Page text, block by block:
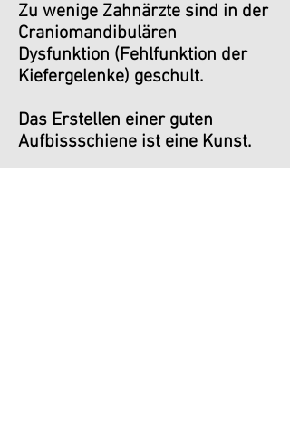
Zu wenige Zahnärzte sind in der
Craniomandibulären
Dysfunktion (Fehlfunktion der
Kiefergelenke) geschult.
Das Erstellen einer guten
Aufbissschiene ist eine Kunst.